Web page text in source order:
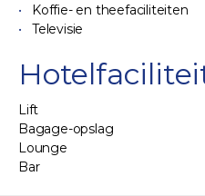
Koffie- en theefaciliteiten
Televisie
Lift
Bagage-opslag
Lounge
Bar